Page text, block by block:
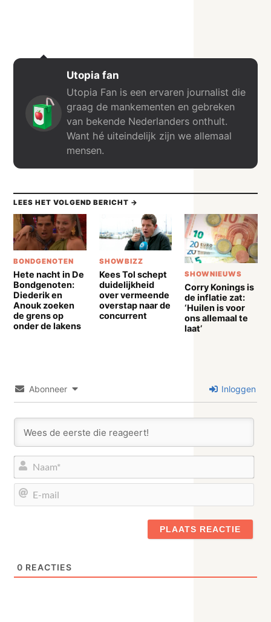
Utopia fan
Utopia Fan is een ervaren journalist die
graag de mankementen en gebreken
van bekende Nederlanders onthult.
Want hé uiteindelijk zijn we allemaal
mensen.
LEES HET VOLGEND BERICHT →
BONDGENOTEN
Hete nacht in De
Bondgenoten:
Diederik en
Anouk zoeken
de grens op
onder de lakens
SHOWBIZZ
Kees Tol schept
duidelijkheid
over vermeende
overstap naar de
concurrent
SHOWNIEUWS
Corry Konings is
de inflatie zat:
‘Huilen is voor
ons allemaal te
laat’
Abonneer Inloggen
0 REACTIES